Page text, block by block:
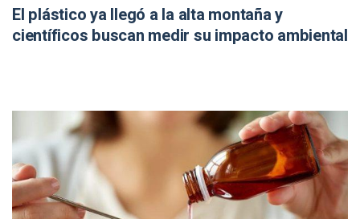
El plástico ya llegó a la alta montaña y
científicos buscan medir su impacto ambiental